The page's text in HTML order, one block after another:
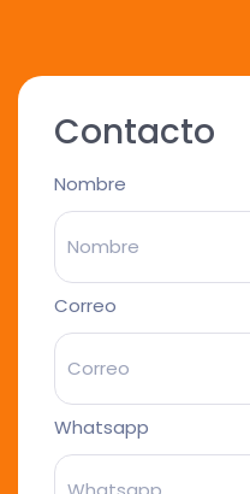
Contacto
Nombre
Correo
Whatsapp